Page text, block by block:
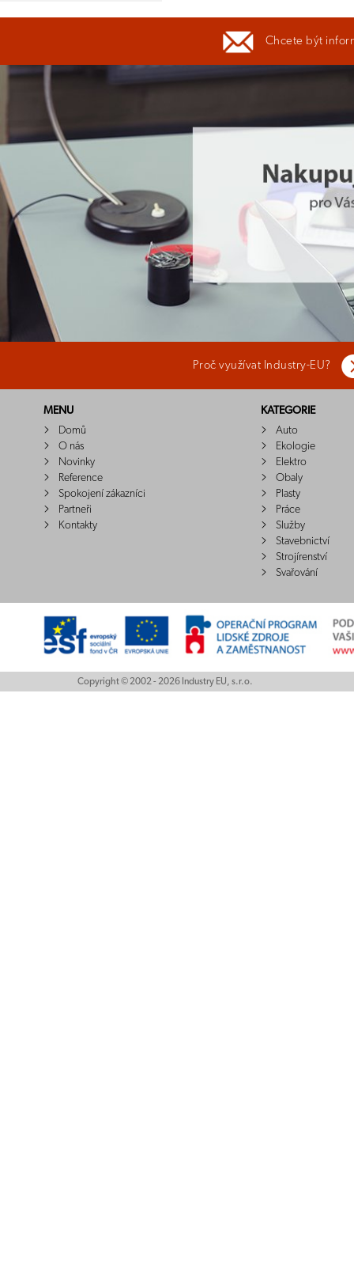
Chcete být
Proč využívat Industry-EU?
MENU
Domů
O nás
Novinky
Reference
Spokojení zákazníci
Partneři
Kontakty
KATEGORIE
Auto
Ekologie
Elektro
Obaly
Plasty
Práce
Služby
Stavebnictví
Strojírenství
Svařování
Copyright © 2002 - 2026 Industry EU, s.r.o.